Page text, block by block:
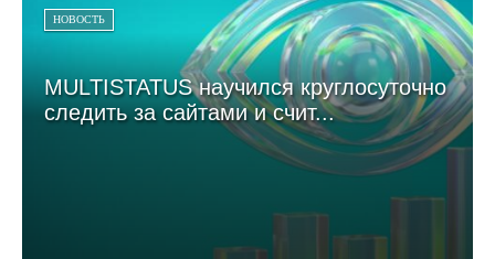
НОВОСТЬ
MULTISTATUS научился круглосуточно
следить за сайтами и счит...